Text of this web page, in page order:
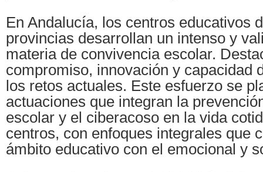
En Andalucía, los centros educativos
provincias desarrollan un intenso y
materia de convivencia escolar.
compromiso, innovación y capacidad
los retos actuales. Este esfuerzo se
actuaciones que integran la
escolar y el ciberacoso en la vida
centros, con enfoques integrales que
ámbito educativo con el emocional y